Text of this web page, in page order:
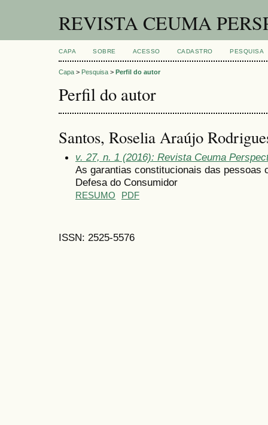
REVISTA CEUMA
CAPA SOBRE ACESSO CADASTRO PESQUISA
Capa > Pesquisa > Perfil do autor
Perfil do autor
Santos, Roselia Araújo
v. 27, n. 1 (2016): Revista Ceuma
As garantias constitucionais das pessoas
Defesa do Consumidor
RESUMO PDF
ISSN: 2525-5576